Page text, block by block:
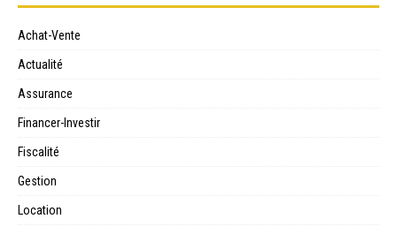
Achat-Vente
Actualité
Assurance
Financer-Investir
Fiscalité
Gestion
Location